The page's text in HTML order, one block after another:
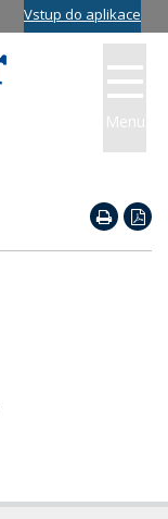
Menu
Vstup do aplikace